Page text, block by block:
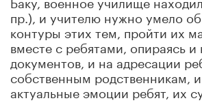
пр.), и учителю нужно умело
контуры этих тем, пройти их
вместе с ребятами, опираясь и
документов, и на адресации
собственным родственникам,
актуальные эмоции ребят, их